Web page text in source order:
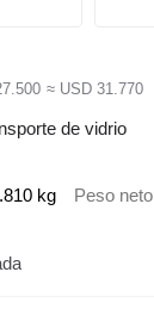
≈ USD 31.770
de vidrio
kg Peso neto